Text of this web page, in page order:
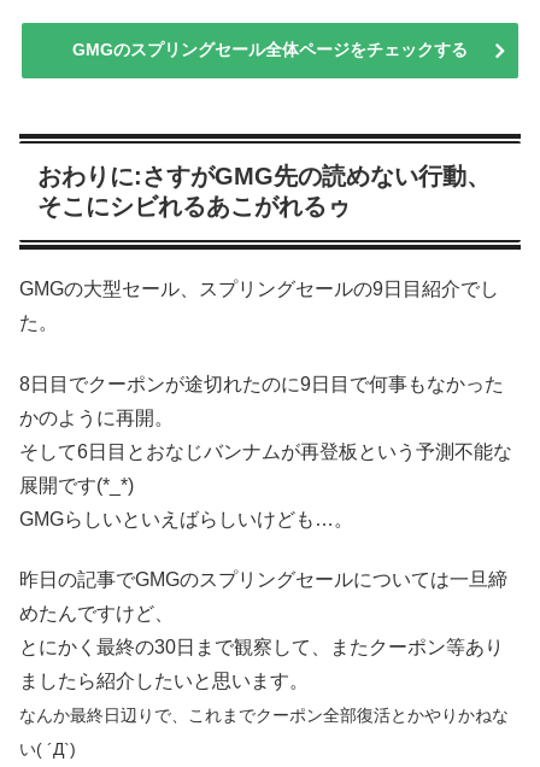
GMGのスプリングセール全体ページをチェックする
おわりに:さすがGMG先の読めない行動、
そこにシビれるあこがれるゥ
GMGの大型セール、スプリングセールの9日目紹介でし
た。
8日目でクーポンが途切れたのに9日目で何事もなかった
かのように再開。
そして6日目とおなじバンナムが再登板という予測不能な
展開です(*_*)
GMGらしいといえばらしいけども…。
昨日の記事でGMGのスプリングセールについては一旦締
めたんですけど、
とにかく最終の30日まで観察して、またクーポン等あり
ましたら紹介したいと思います。
なんか最終日辺りで、これまでクーポン全部復活とかやりかねな
い( ´Д`)